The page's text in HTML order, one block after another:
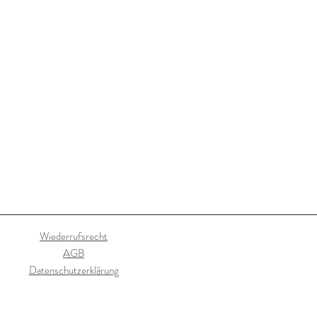
Wiederrufsrecht
AGB
Datenschutzerklärung